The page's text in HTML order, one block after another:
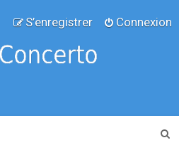
Connexion
S’enregistrer